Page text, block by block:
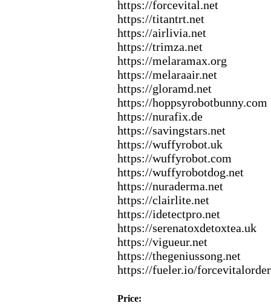
https://forcevital.net
https://titantrt.net
https://airlivia.net
https://trimza.net
https://melaramax.org
https://melaraair.net
https://gloramd.net
https://hoppsyrobotbunny.com
https://nurafix.de
https://savingstars.net
https://wuffyrobot.uk
https://wuffyrobot.com
https://wuffyrobotdog.net
https://nuraderma.net
https://clairlite.net
https://idetectpro.net
https://serenatoxdetoxtea.uk
https://vigueur.net
https://thegeniussong.net
https://fueler.io/forcevitalorder
Price: